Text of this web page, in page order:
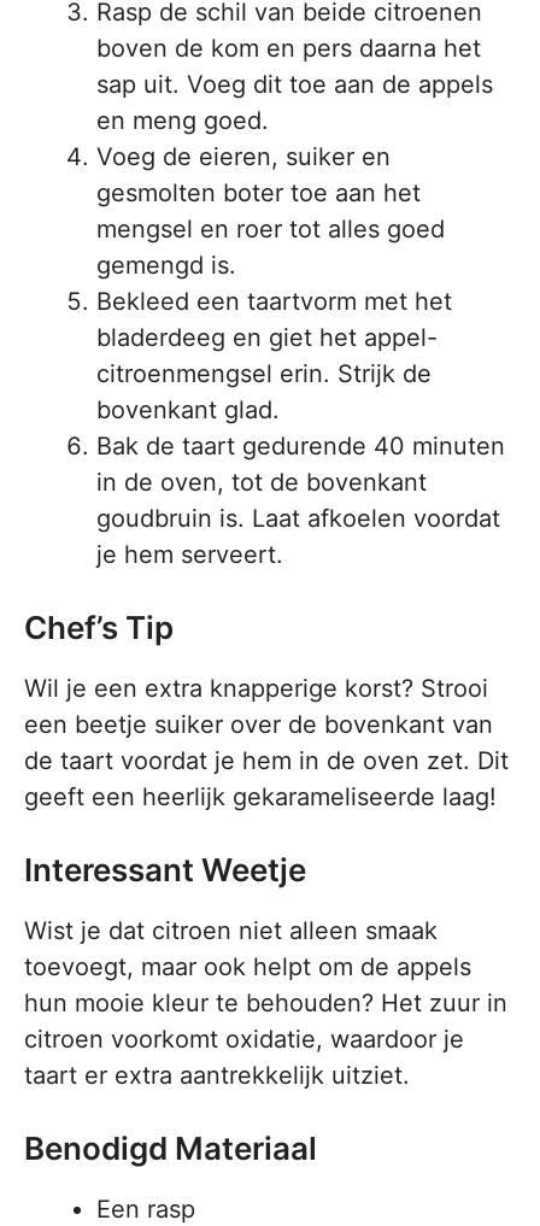
Rasp de schil van beide citroenen
boven de kom en pers daarna het
sap uit. Voeg dit toe aan de appels
en meng goed.
Voeg de eieren, suiker en
gesmolten boter toe aan het
mengsel en roer tot alles goed
gemengd is.
Bekleed een taartvorm met het
bladerdeeg en giet het appel-
citroenmengsel erin. Strijk de
bovenkant glad.
Bak de taart gedurende 40 minuten
in de oven, tot de bovenkant
goudbruin is. Laat afkoelen voordat
je hem serveert.
Chef’s Tip
Wil je een extra knapperige korst? Strooi
een beetje suiker over de bovenkant van
de taart voordat je hem in de oven zet. Dit
geeft een heerlijk gekarameliseerde laag!
Interessant Weetje
Wist je dat citroen niet alleen smaak
toevoegt, maar ook helpt om de appels
hun mooie kleur te behouden? Het zuur in
citroen voorkomt oxidatie, waardoor je
taart er extra aantrekkelijk uitziet.
Benodigd Materiaal
Een rasp